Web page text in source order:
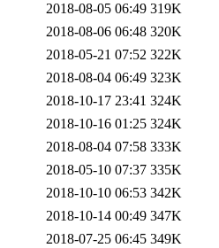
2018-08-05 06:49 319K
2018-08-06 06:48 320K
2018-05-21 07:52 322K
2018-08-04 06:49 323K
2018-10-17 23:41 324K
2018-10-16 01:25 324K
2018-08-04 07:58 333K
2018-05-10 07:37 335K
2018-10-10 06:53 342K
2018-10-14 00:49 347K
2018-07-25 06:45 349K